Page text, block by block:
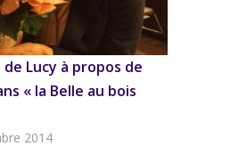
Lucy à propos de
« la Belle au bois
2014